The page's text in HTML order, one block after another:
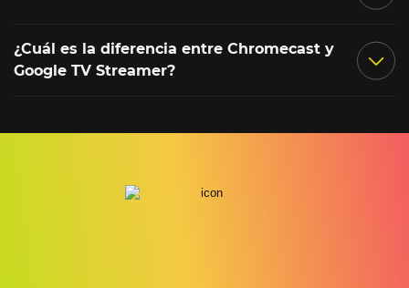
¿Cuál es la diferencia entre Chromecast y
Google TV Streamer?